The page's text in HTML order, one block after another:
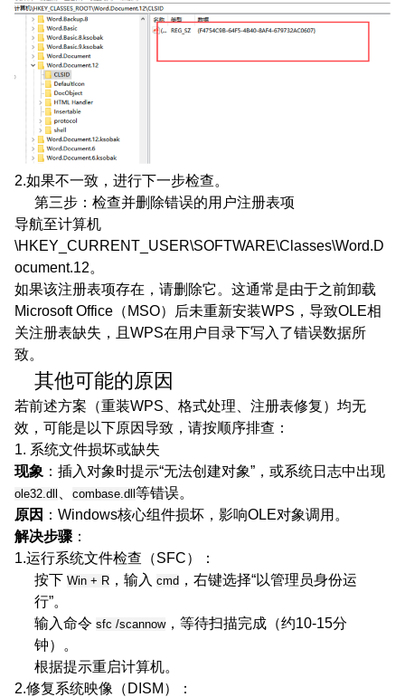
2.如果不一致，进行下一步检查。
第三步：检查并删除错误的用户注册表项
导航至计算机
\HKEY_CURRENT_USER\SOFTWARE\Classes\Word.D
ocument.12。
如果该注册表项存在，请删除它。这通常是由于之前卸载
Microsoft Office（MSO）后未重新安装WPS，导致OLE相
关注册表缺失，且WPS在用户目录下写入了错误数据所
致。
其他可能的原因
若前述方案（重装WPS、格式处理、注册表修复）均无
效，可能是以下原因导致，请按顺序排查：
1. 系统文件损坏或缺失
现象 ：插入对象时提示“无法创建对象”，或系统日志中出现
ole32.dll combase.dll 等错误。
原因 ：Windows核心组件损坏，影响OLE对象调用。
解决步骤 ：
1.运行系统文件检查（SFC）
：
按下Win + R ，输入cmd ，右键选择“以管理员身份运
行”。
输入命令sfc /scannow，等待扫描完成（约10-15分
钟）。
根据提示重启计算机。
2.修复系统映像（DISM）
：